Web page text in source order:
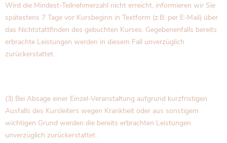
Wird die Mindest-Teilnehmerzahl nicht erreicht, informieren wir Sie
spätestens 7 Tage vor Kursbeginn in Textform (z.B. per E-Mail) über
das Nichtstattfinden des gebuchten Kurses. Gegebenenfalls bereits
erbrachte Leistungen werden in diesem Fall unverzüglich
zurückerstattet.
(3) Bei Absage einer Einzel-Veranstaltung aufgrund kurzfristigen
Ausfalls des Kursleiters wegen Krankheit oder aus sonstigem
wichtigen Grund werden die bereits erbrachten Leistungen
unverzüglich zurückerstattet.